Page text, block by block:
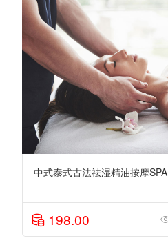
中式泰式古法祛湿精油按摩SPA
198.00